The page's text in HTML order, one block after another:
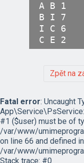
A B 1
B I 7
I C 6
Zpět na
Fatal error: Uncaught
#1 ($user) must be of
/var/www/
on line 66 and defined in
/var/www/
Stack trace: #0